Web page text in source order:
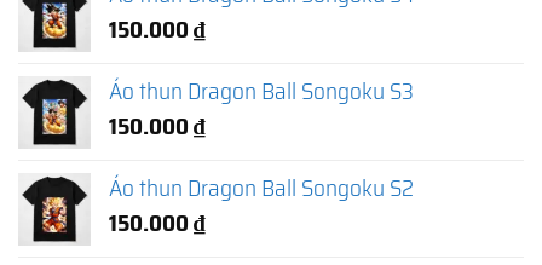
150.000₫
Áo thun Dragon Ball Songoku S3
150.000₫
Áo thun Dragon Ball Songoku S2
150.000₫